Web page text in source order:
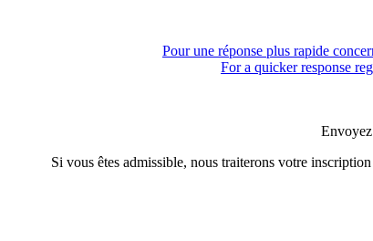
Pour une réponse plus rapide
For a quicker response
Si vous êtes admissible, nous traiterons votre